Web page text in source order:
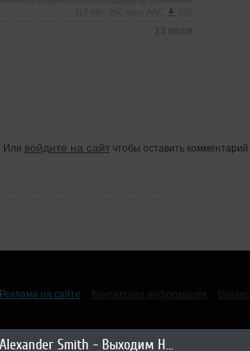
Alexander Smith - Выходим На Орбиту Vol.267
13 июля
Или войдите на сайтчтобы оставить комментарий
Реклама на сайте Контактная информация